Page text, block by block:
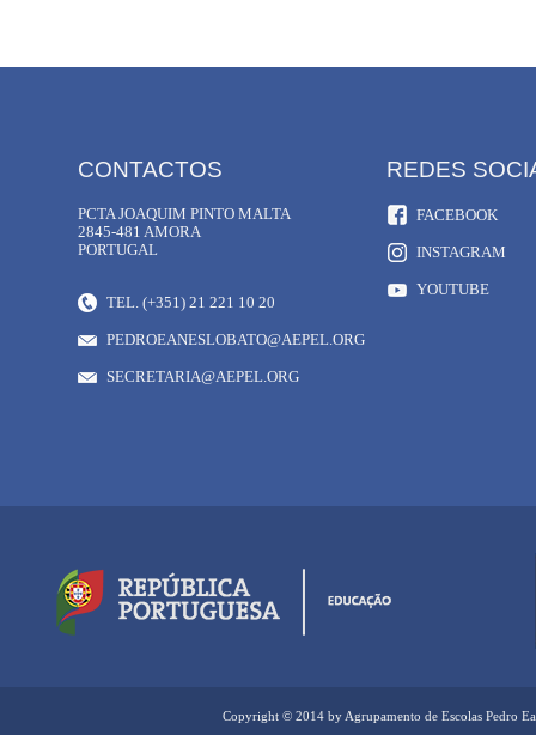
TEL. (+351) 21 221 10 20
PEDROEANESLOBATO@AEPEL.ORG
SECRETARIA@AEPEL.ORG
FACEBOOK
INSTAGRAM
YOUTUBE
CONTACTOS
PCTA JOAQUIM PINTO MALTA
2845-481 AMORA
PORTUGAL
REDES
Copyright © 2014 by Agrupamento de Escolas Pedro